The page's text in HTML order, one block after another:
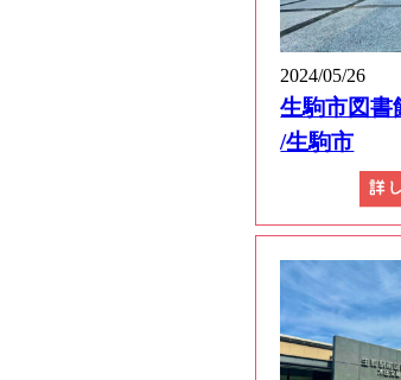
2024/05/26
生駒市図書
/生駒市